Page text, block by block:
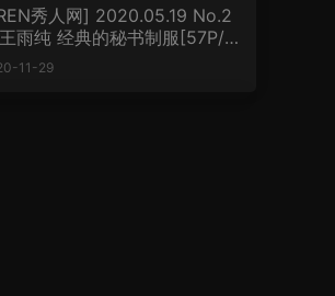
秀人网] 2020.05.19 No.2
雨纯 经典的秘书制服[57P/1
11-29